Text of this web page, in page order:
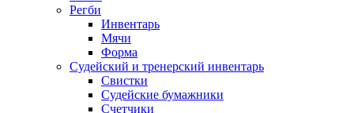
Регби
Инвентарь
Мячи
Форма
Судейский и тренерский инвентарь
Свистки
Судейские бумажники
Счетчики